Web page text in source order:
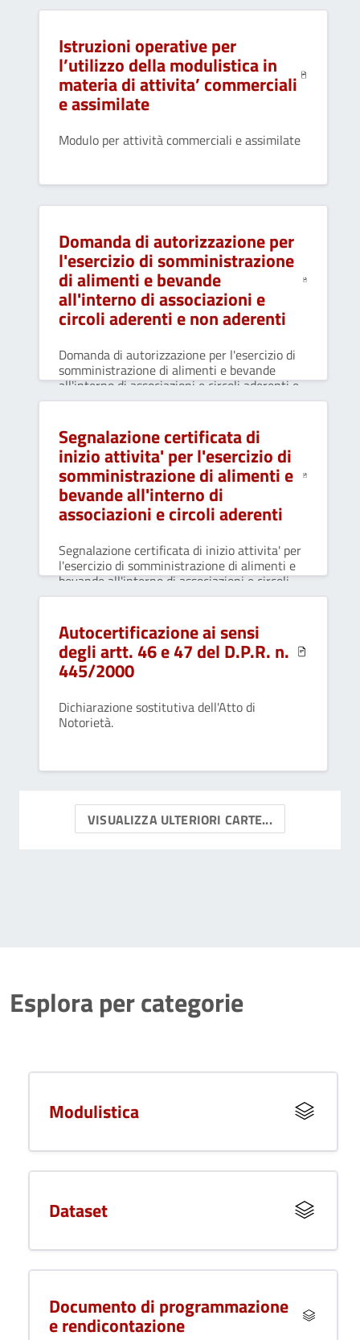
Istruzioni operative per
l’utilizzo della modulistica in
materia di attivita’ commerciali
e assimilate
Modulo per attività commerciali e assimilate
Domanda di autorizzazione per
l'esercizio di somministrazione
di alimenti e bevande
all'interno di associazioni e
circoli aderenti e non aderenti
Domanda di autorizzazione per l'esercizio di
somministrazione di alimenti e bevande
all'interno di associazioni e circoli aderenti e
non aderenti.
Segnalazione certificata di
inizio attivita' per l'esercizio di
somministrazione di alimenti e
bevande all'interno di
associazioni e circoli aderenti
Segnalazione certificata di inizio attivita' per
l'esercizio di somministrazione di alimenti e
bevande all'interno di associazioni e circoli
aderenti
Autocertificazione ai sensi
degli artt. 46 e 47 del D.P.R. n.
445/2000
Dichiarazione sostitutiva dell'Atto di
Notorietà.
VISUALIZZA ULTERIORI CARTE...
Esplora per categorie
Modulistica
Dataset
Documento di programmazione
e rendicontazione